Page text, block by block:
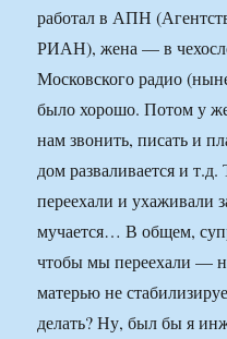
работал в АПН
РИАН), жена — в
Московского радио
было хорошо. Потом у
нам звонить, писать и
дом разваливается и
переехали и ухаживали
мучается… В общем,
чтобы мы переехали —
матерью не
делать? Ну, был бы я